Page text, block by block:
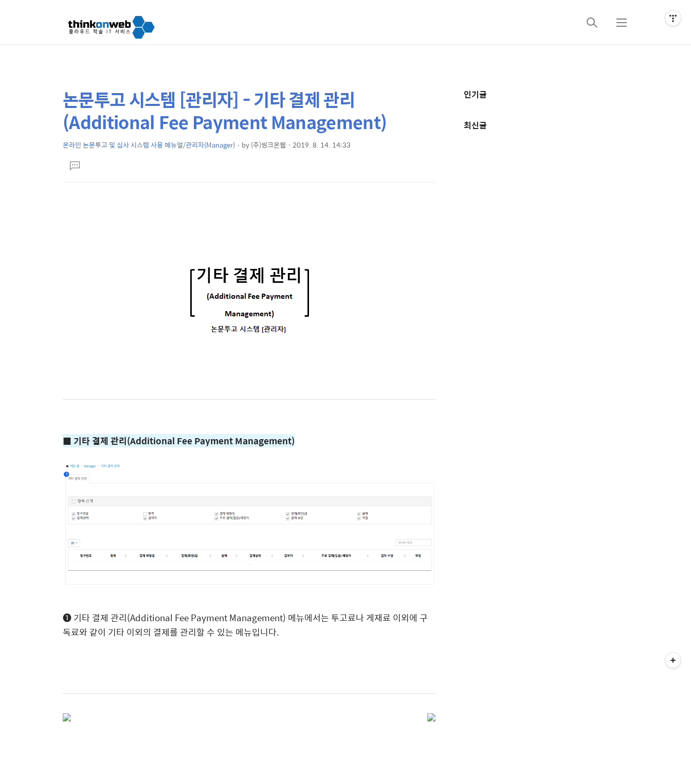
검
메
상
세
컨
텐
본
문
제
목
논문투고 시스템 [관리자] - 기타 결제 관리
(Additional Fee Payment Management)
온라인 논문투고 및 심사 시스템 사용 메뉴얼/관리자(Manager) by(주)씽크온웹 2019. 8. 14. 14:33
문댓
글
■ 기타 결제 관리(Additional Fee Payment Management)
❶ 기타 결제 관리(Additional Fee Payment Management) 메뉴에서는 투고료나 게재료 이외에 구
독료와 같이 기타 이외의 결제를 관리할 수 있는 메뉴입니다.
추
정
인기글
최신글